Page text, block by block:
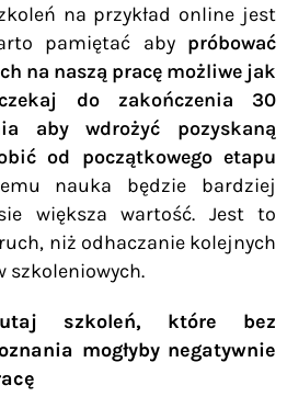
na przykład online jest
pamiętać aby próbować
na naszą pracę możliwe jak
do zakończenia 30
aby wdrożyć pozyskaną
od początkowego etapu
nauka będzie bardziej
większa wartość. Jest to
niż odhaczanie kolejnych
szkoleniowych.
szkoleń, które bez
mogłyby negatywnie